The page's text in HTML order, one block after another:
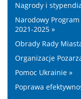
Nagrody i
Narodowy
2021-2025 »
Obrady Rady
Organizacje
Pomoc Ukrainie »
Poprawa